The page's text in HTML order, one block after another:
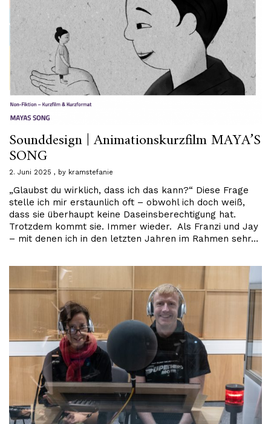
Sounddesign | Animationskurzfilm MAYA’S
SONG
2. Juni 2025 by kramstefanie
„Glaubst du wirklich, dass ich das kann?“ Diese Frage
stelle ich mir erstaunlich oft – obwohl ich doch weiß,
dass sie überhaupt keine Daseinsberechtigung hat.
Trotzdem kommt sie. Immer wieder. Als Franzi und Jay
– mit denen ich in den letzten Jahren im Rahmen sehr…